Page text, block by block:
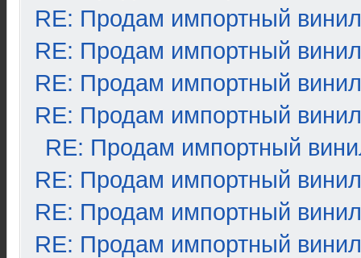
RE: Продам импортный винил
RE: Продам импортный винил
RE: Продам импортный винил
RE: Продам импортный винил
RE: Продам импортный
RE: Продам импортный винил
RE: Продам импортный винил
RE: Продам импортный винил